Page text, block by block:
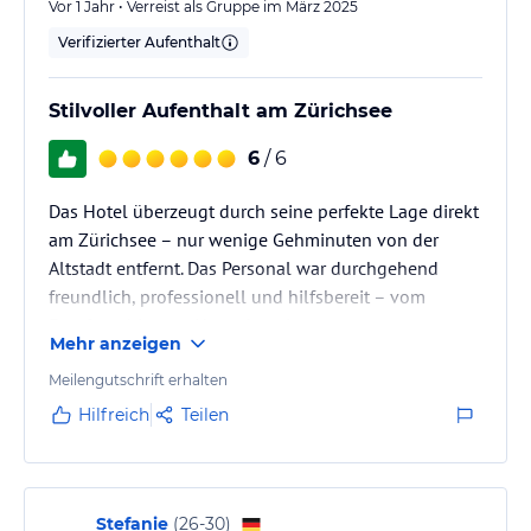
Mit Buchung dieser Kategorie erhalten Sie bei Anreise eine 24h
ZürichCARD pro Person und Aufenthalt geschenkt.
- Eine Flasche Mineralwasser kostenlos im Zimmer
- Eine Nesprosse-Kaffeemaschine zur kostenlosen Nutzung auf
Ihrem Zimmer
- Ein VIP-Treatment zur Begrüssung mit Früchten und einer
Flasche Schweizer Wein "Steigenberger Finest Selection"
- separater Schlaf-, Wohn- und Essbereich sowie private
Dachterrasse
- Doppelbett mit Wellnessmatratzen und Kissenmenü
- Umluftsystem
- schallisolierte Fenster
- Badezimmer mit Badewanne, Dusche, WC und Föhn
- Schreibtisch
Vor 1 Jahr • Verreist als Gruppe im März 2025
Verifizierter Aufenthalt
Stilvoller Aufenthalt am Zürichsee
6 / 6
Das Hotel überzeugt durch seine perfekte Lage direkt
am Zürichsee – nur wenige Gehminuten von der
Altstadt entfernt. Das Personal war durchgehend
freundlich, professionell und hilfsbereit – vom
Mehr anzeigen
Meilengutschrift erhalten
Hilfreich Teilen
Stefanie (26-30)